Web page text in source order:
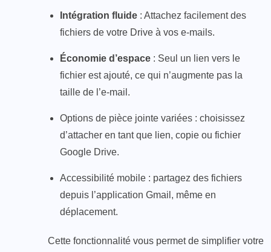
Intégration fluide : Attachez facilement des
fichiers de votre Drive à vos e-mails.
Économie d’espace : Seul un lien vers le
fichier est ajouté, ce qui n’augmente pas la
taille de l’e-mail.
Options de pièce jointe variées : choisissez
d’attacher en tant que lien, copie ou fichier
Google Drive.
Accessibilité mobile : partagez des fichiers
depuis l’application Gmail, même en
déplacement.
Cette fonctionnalité vous permet de simplifier votre